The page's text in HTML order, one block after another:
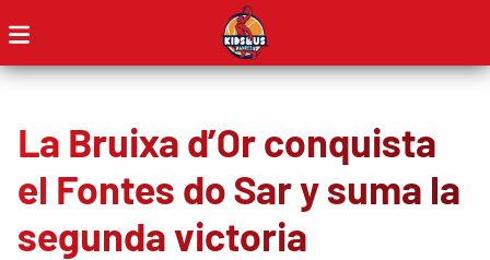
La Bruixa d’Or conquista
el Fontes do Sar y suma la
segunda victoria